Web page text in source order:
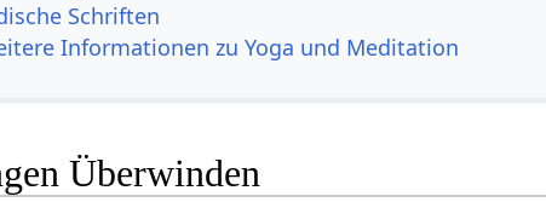
Schriften
Informationen zu Yoga und Meditation
Überwinden